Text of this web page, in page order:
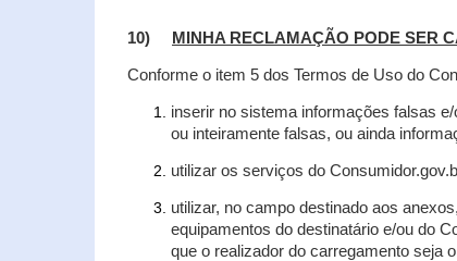
10) MINHA RECLAMAÇÃO PODE SER
Conforme o item 5 dos Termos de Uso do
inserir no sistema informações falsas
ou inteiramente falsas, ou ainda
utilizar os serviços do
utilizar, no campo destinado aos
equipamentos do destinatário e/ou do
que o realizador do carregamento seja